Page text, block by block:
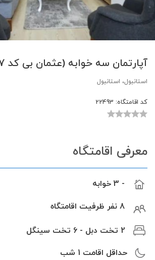
آپارتمان سه خوابه (عثمان بی کد T67)
استانبول، استانبول
کد اقامتگاه:
معرفی اقامتگاه
- 3 خوابه
8 نفر ظرفیت اقامتگاه
2 تخت دبل - 6 تخت سینگل
حداقل اقامت 1 شب